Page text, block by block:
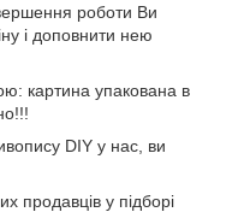
роботи Ви
і доповнити нею
картина упакована в
DIY у нас, ви
продавців у підборі